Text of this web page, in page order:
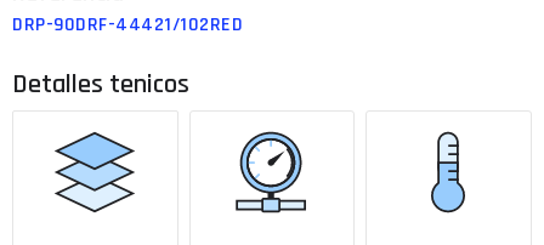
DRP-90DRF-44421/102RED
Detalles tenicos